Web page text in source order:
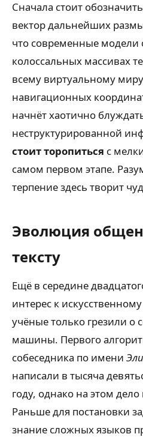
Сначала стоит
вектор дальнейших
что современные модели
колоссальных массивах
всему виртуальному
навигационных
начнёт хаотично
неструктурированной
стоит торопиться с
самом первом этапе.
терпение здесь творит
Эволюция
тексту
Ещё в середине
интерес к
учёные только грезили о
машины. Первого
собеседника по имени
написали в тысяча
году, однако на этом
Раньше для постановки
знание сложных языков